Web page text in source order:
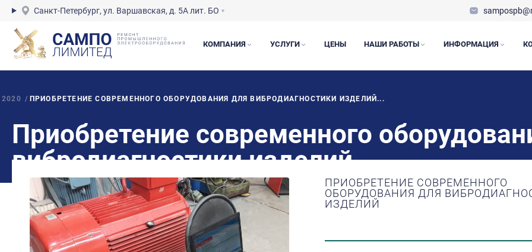
Санкт-Петербург, ул. Варшавская, д. 5А лит. БО
КОМПАНИЯ УСЛУГИ ЦЕНЫ НАШИ РАБОТЫ ИНФОРМАЦИЯ
Приобретение современного
вибродиагностики изделий
2020 / ПРИОБРЕТЕНИЕ СОВРЕМЕННОГО ОБОРУДОВАНИЯ ДЛЯ ВИБРОДИАГНОСТИКИ ИЗДЕЛИЙ...
ПРИОБРЕТЕНИЕ СОВРЕМЕННОГО
ОБОРУДОВАНИЯ ДЛЯ
ИЗДЕЛИЙ